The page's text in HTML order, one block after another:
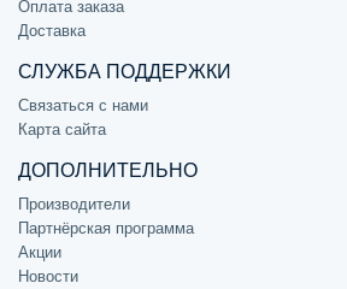
Оплата заказа
Доставка
СЛУЖБА ПОДДЕРЖКИ
Связаться с нами
Карта сайта
ДОПОЛНИТЕЛЬНО
Производители
Партнёрская программа
Акции
Новости